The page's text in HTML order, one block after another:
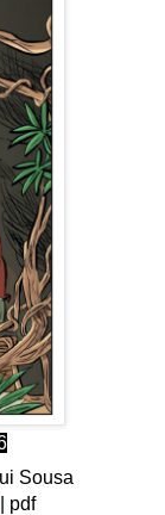
Sousa
| pdf